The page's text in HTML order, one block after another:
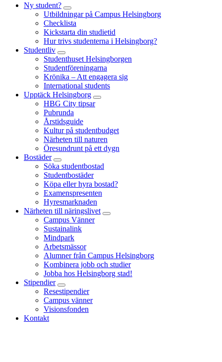
Ny student?
Utbildningar på Campus Helsingborg
Checklista
Kickstarta din studietid
Hur trivs studenterna i Helsingborg?
Studentliv
Studenthuset Helsingborgen
Studentföreningarna
Krönika – Att engagera sig
International students
Upptäck Helsingborg
HBG City tipsar
Pubrunda
Årstidsguide
Kultur på studentbudget
Närheten till naturen
Öresundrunt på ett dygn
Bostäder
Söka studentbostad
Studentbostäder
Köpa eller hyra bostad?
Examenspresenten
Hyresmarknaden
Närheten till näringslivet
Campus Vänner
Sustainalink
Mindpark
Arbetsmässor
Alumner från Campus Helsingborg
Kombinera jobb och studier
Jobba hos Helsingborg stad!
Stipendier
Resestipendier
Campus vänner
Visionsfonden
Kontakt